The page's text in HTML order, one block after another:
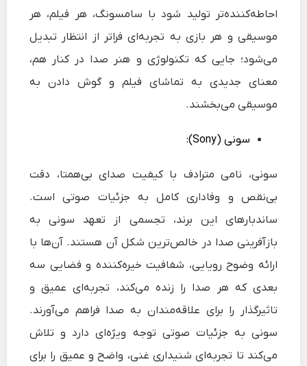
احاطه‌کننده‌تر تولید شود با سامسونگ، هر فیلم، هر
موسیقی و هر بازی به تجربه‌ای فراتر از انتظار تبدیل
می‌شود؛ جایی که تکنولوژی و هنر صدا در کنار هم،
معنای جدیدی به تماشای فیلم و گوش دادن به
موسیقی می‌بخشند.
سونی (Sony):
سونی، نامی مترادف با کیفیت صدای بی‌همتا، دقت
بی‌نقص و وفاداری کامل به جزئیات صوتی است.
ساندبارهای این برند، تجسمی از تعهد سونی به
بازآفرینی صدا در خالص‌ترین شکل آن هستند. آن‌ها با
ارائه وضوح رویایی، شفافیت خیره‌کننده و فضایی سه‌
بعدی که هر صدا را زنده می‌کند، تجربه‌ای عمیق و
تاثیرگذار را برای علاقه‌مندان به صدا فراهم می‌آورند.
سونی به جزئیات صوتی توجه ویژه‌ای دارد و تلاش
می‌کند تا تجربه‌ای شنیداری غنی، واضح و عمیق را برای